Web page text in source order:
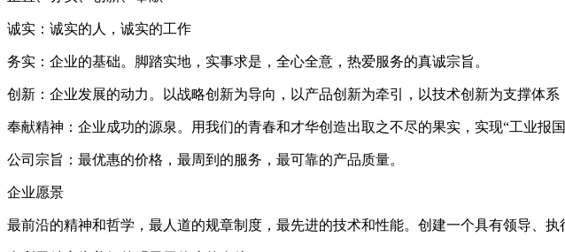
诚实：诚实的人，诚实的工作
务实：企业的基础。脚踏实地，实事求是，全心全意，热爱服务的真诚宗旨。
创新：企业发展的动力。以战略创新为导向，以产品创新为牵引，以技术创新为支撑体系
奉献精神：企业成功的源泉。用我们的青春和才华创造出取之不尽的果实，实现“工业报国
公司宗旨：最优惠的价格，最周到的服务，最可靠的产品质量。
企业愿景
最前沿的精神和哲学，最人道的规章制度，最先进的技术和性能。创建一个具有领导、执